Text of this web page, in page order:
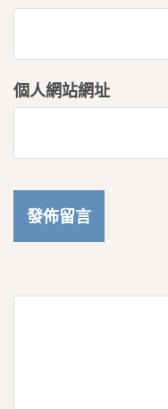
個人網站網址